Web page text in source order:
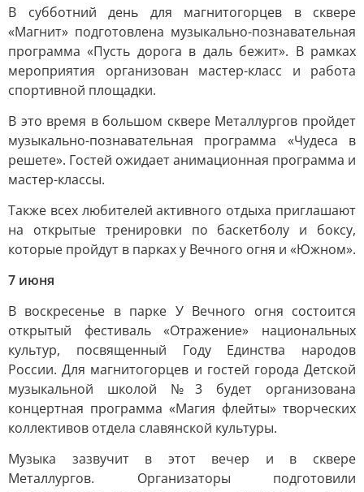
В субботний день для магнитогорцев в сквере
«Магнит» подготовлена музыкально-познавательная
программа «Пусть дорога в даль бежит». В рамках
мероприятия организован мастер-класс и работа
спортивной площадки.
В это время в большом сквере Металлургов пройдет
музыкально-познавательная программа «Чудеса в
решете». Гостей ожидает анимационная программа и
мастер-классы.
Также всех любителей активного отдыха приглашают
на открытые тренировки по баскетболу и боксу,
которые пройдут в парках у Вечного огня и «Южном».
7 июня
В воскресенье в парке У Вечного огня состоится
открытый фестиваль «Отражение» национальных
культур, посвященный Году Единства народов
России. Для магнитогорцев и гостей города Детской
музыкальной школой №3 будет организована
концертная программа «Магия флейты» творческих
коллективов отдела славянской культуры.
Музыка зазвучит в этот вечер и в сквере
Металлургов. Организаторы подготовили